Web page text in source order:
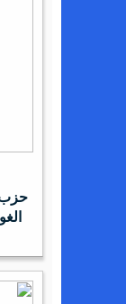
حزب